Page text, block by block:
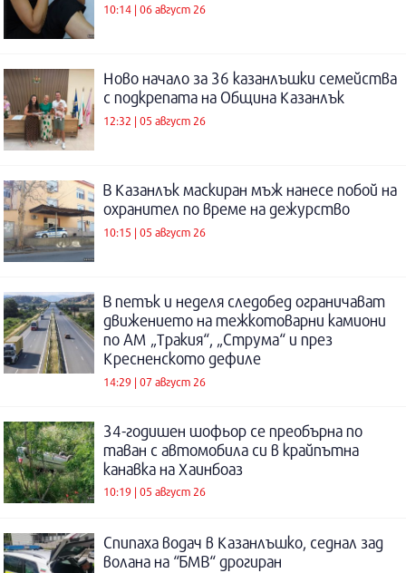
10:14 | 06 август 26
Ново начало за 36 казанлъшки семейства
с подкрепата на Община Казанлък
12:32 | 05 август 26
В Казанлък маскиран мъж нанесе побой на
охранител по време на дежурство
10:15 | 05 август 26
В петък и неделя следобед ограничават
движението на тежкотоварни камиони
по АМ „Тракия“, „Струма“ и през
Кресненското дефиле
14:29 | 07 август 26
34-годишен шофьор се преобърна по
таван с автомобила си в крайпътна
канавка на Хаинбоаз
10:19 | 05 август 26
Спипаха водач в Казанлъшко, седнал зад
волана на “БМВ“ дрогиран